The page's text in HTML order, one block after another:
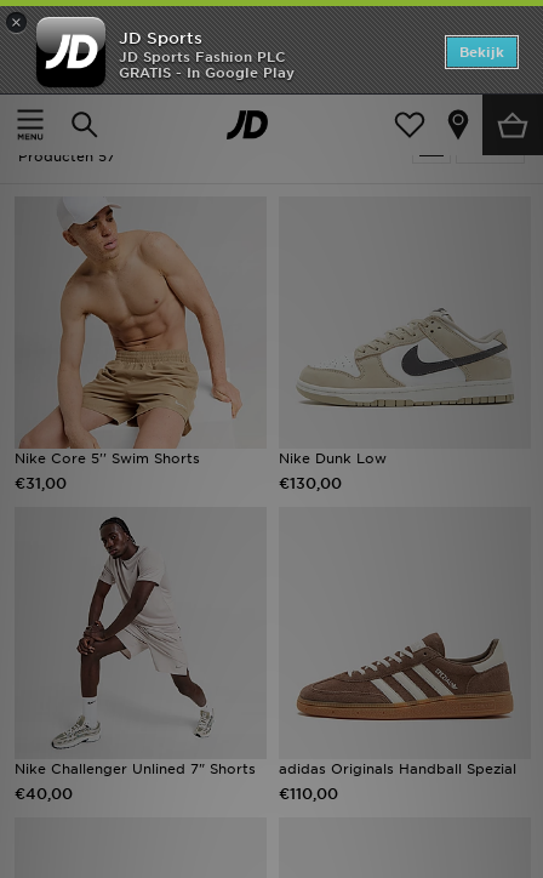
×
JD Sports
JD Sports Fashion PLC
GRATIS - In Google Play
Bekijk
Thuis
Heren
Heren - Bruin Holiday Shop
Producten 57
Nike Core 5'' Swim Shorts
€31,00
Nike Dunk Low
€130,00
Nike Challenger Unlined 7" Shorts
€40,00
adidas Originals Handball Spezial
€110,00
Home
Offers
New In
Dames
Collecties
Voetbal
Sports
Vind een winkel
Bestelling traceren
Klantenservice